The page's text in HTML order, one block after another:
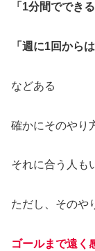
「1分間ででき
「週に1回から
などある
確かにそのやり
それに合う人も
ただし、そのや
ゴールまで遠く